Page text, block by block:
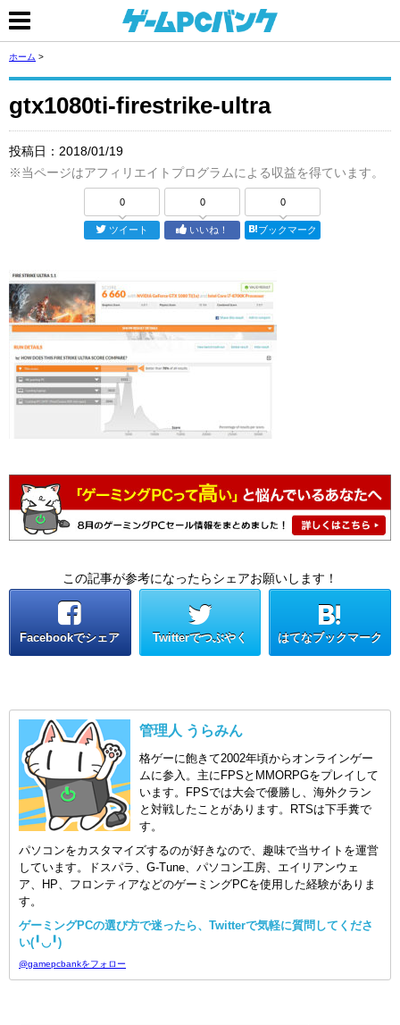
ホーム >
gtx1080ti-firestrike-ultra
投稿日： 2018/01/19
※当ページはアフィリエイトプログラムによる収益を得ています。
0
ツイート
0
いいね！
0
ブックマーク
この記事が参考になったらシェアお願いします！
Facebookでシェア Twitterでつぶやく はてなブックマーク
管理人 うらみん
格ゲーに飽きて2002年頃からオンラインゲー
ムに参入。主にFPSとMMORPGをプレイして
います。FPSでは大会で優勝し、海外クラン
と対戦したことがあります。RTSは下手糞で
す。
パソコンをカスタマイズするのが好きなので、趣味で当サイトを運営
しています。ドスパラ、G-Tune、パソコン工房、エイリアンウェ
ア、HP、フロンティアなどのゲーミングPCを使用した経験がありま
す。
ゲーミングPCの選び方で迷ったら、Twitterで気軽に質問してくださ
い(╹◡╹)
@gamepcbankをフォロー